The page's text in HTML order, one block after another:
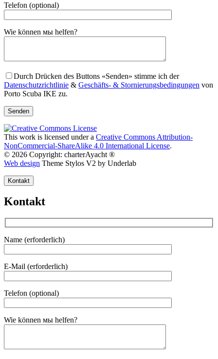
Telefon (optional)
Gender
Wie können мы helfen?
Durch Drücken des Buttons «Senden» stimme ich der
Datenschutzrichtlinie & Geschäfts- & Stornierungsbedingungen von
Porto Scuba IKE zu.
This work is licensed under a Creative Commons Attribution-
NonCommercial-ShareAlike 4.0 International License.
© 2026 Copyright: charterAyacht ®
Web design Theme Stylos V2 by Underlab
Kontakt
Kontakt
Name (erforderlich)
E-Mail (erforderlich)
Telefon (optional)
Gender
Wie können мы helfen?